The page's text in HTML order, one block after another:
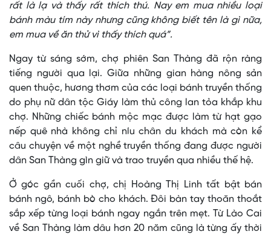
rất là lạ và thấy rất thích thú. Nay em mua nhiều loại
bánh màu tím này nhưng cũng không biết tên là gì nữa,
em mua về ăn thử vì thấy thích quá”.
Ngay từ sáng sớm, chợ phiên San Thàng đã rộn ràng
tiếng người qua lại. Giữa những gian hàng nông sản
quen thuộc, hương thơm của các loại bánh truyền thống
do phụ nữ dân tộc Giáy làm thủ công lan tỏa khắp khu
chợ. Những chiếc bánh mộc mạc được làm từ hạt gạo
nếp quê nhà không chỉ níu chân du khách mà còn kể
câu chuyện về một nghề truyền thống đang được người
dân San Thàng gìn giữ và trao truyền qua nhiều thế hệ.
Ở góc gần cuối chợ, chị Hoàng Thị Linh tất bật bán
bánh ngô, bánh bò cho khách. Đôi bàn tay thoăn thoắt
sắp xếp từng loại bánh ngay ngắn trên mẹt. Từ Lào Cai
về San Thàng làm dâu hơn 20 năm cũng là từng ấy thời